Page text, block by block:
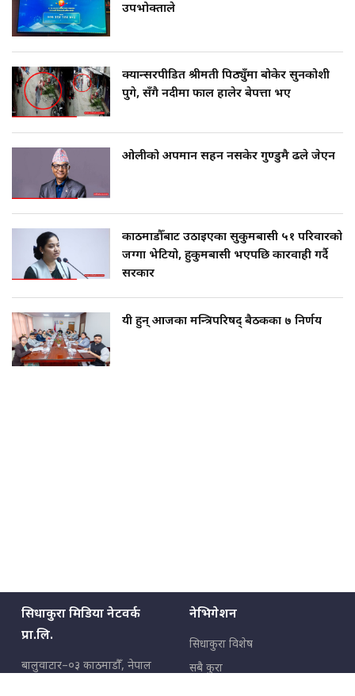
उपभोक्ताले
क्यान्सरपीडित श्रीमती पिठ्युँमा बोकेर सुनकोशी
पुगे, सँगै नदीमा फाल हालेर बेपत्ता भए
ओलीको अपमान सहन नसकेर गुण्डुमै ढले जेएन
काठमाडौँबाट उठाइएका सुकुमबासी ५१ परिवारको
जग्गा भेटियो, हुकुमबासी भएपछि कारवाही गर्दै
सरकार
यी हुन् आजका मन्त्रिपरिषद् बैठकका ७ निर्णय
सिधाकुरा मिडिया नेटवर्क
प्रा.लि.
बालुवाटार–०३ काठमाडौँ, नेपाल
नेभिगेशन
सिधाकुरा विशेष
सबै कुरा